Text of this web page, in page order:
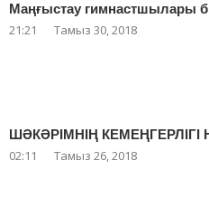
Маңғыстау гимнастшылары
21:21 Тамыз 30, 2018
ШӘКӘРІМНІҢ КЕМЕҢГЕРЛІГІ
02:11 Тамыз 26, 2018